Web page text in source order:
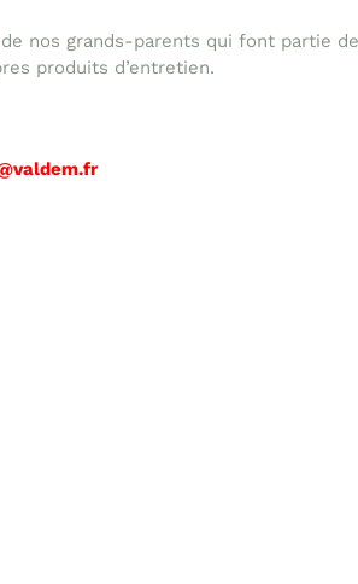
nos grands-parents qui font partie
produits d’entretien.